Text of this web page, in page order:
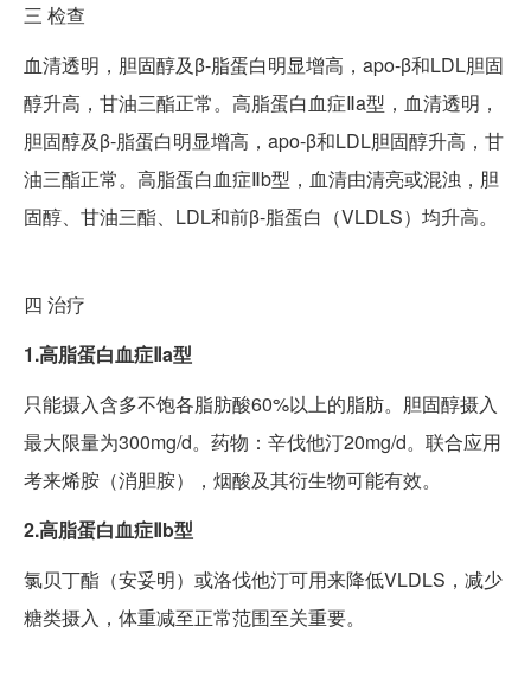
三 检查
血清透明，胆固醇及β-脂蛋白明显增高，apo-β和LDL胆固
醇升高，甘油三酯正常。高脂蛋白血症Ⅱa型，血清透明，
胆固醇及β-脂蛋白明显增高，apo-β和LDL胆固醇升高，甘
油三酯正常。高脂蛋白血症Ⅱb型，血清由清亮或混浊，胆
固醇、甘油三酯、LDL和前β-脂蛋白（VLDLS）均升高。
四 治疗
1.高脂蛋白血症Ⅱa型
只能摄入含多不饱各脂肪酸60%以上的脂肪。胆固醇摄入
最大限量为300mg/d。药物：辛伐他汀20mg/d。联合应用
考来烯胺（消胆胺），烟酸及其衍生物可能有效。
2.高脂蛋白血症Ⅱb型
氯贝丁酯（安妥明）或洛伐他汀可用来降低VLDLS，减少
糖类摄入，体重减至正常范围至关重要。